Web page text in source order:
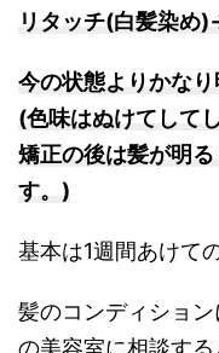
リタッチ(白髪染め
今の状態よりかな
(色味はぬけてして
矯正の後は髪が明
す。)
基本は1週間あけて
髪のコンディショ
の美容室に相談する